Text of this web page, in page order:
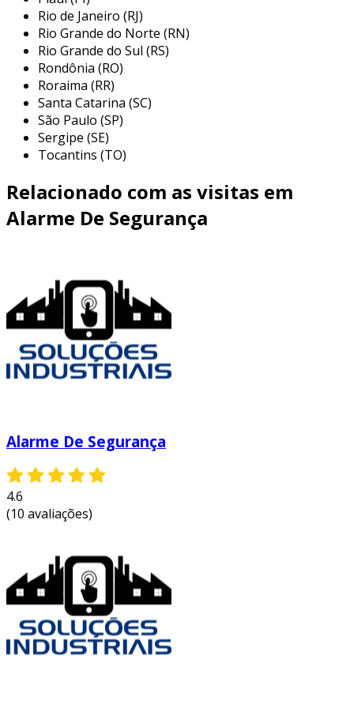
setores, criando um ambiente seguro tanto
para indivíduos sem necessidades especiais
quanto para aqueles que possuem alguma
condição que exige cuidados adicionais. entre
as principais aplicações, podemos destacar:
hospitais e clínicas:
alarme sanitário é crucial para garantir
uma resposta rápida em situações de
emergência, prevenindo riscos de
infecções e outras complicações.
instituições de ensino:escolas e
da instalação desses dispositivos,
garantindo um ambiente seguro durante
aulas e atividades.
residências de idosos:
cuidam da saúde da população idosa, o
alarme pne é uma salvaguarda que pode
mal-estar.
ambientes comerciais:
atendem ao público em geral também
sanitários pne, ajustando-se para atender
para todos os clientes.
essas aplicações mostram como a utilização de
alarmes sanitários pne é ampla e necessária
em diversos contextos, assegurando a saúde e
segurança de todos os indivíduos presentes
Rio de Janeiro (RJ)
Rio Grande do Norte (RN)
Rio Grande do Sul (RS)
Rondônia (RO)
Roraima (RR)
Santa Catarina (SC)
São Paulo (SP)
Sergipe (SE)
Tocantins (TO)
Relacionado com as visitas em
Alarme De Segurança
Alarme De Segurança
4.6
(10 avaliações)